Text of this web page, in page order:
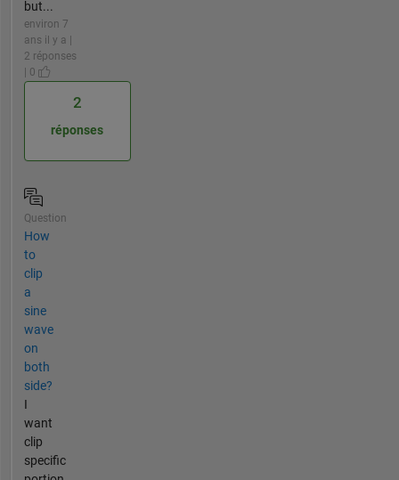
but...
environ 7
ans il y a |
2 réponses
| 0
2
réponses
Question
How
to
clip
a
sine
wave
on
both
side?
I
want
clip
specific